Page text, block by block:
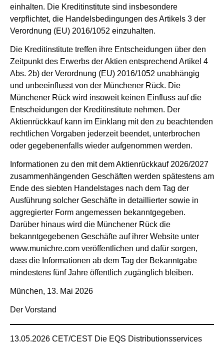
einhalten. Die Kreditinstitute sind insbesondere
verpflichtet, die Handelsbedingungen des Artikels 3 der
Verordnung (EU) 2016/1052 einzuhalten.
Die Kreditinstitute treffen ihre Entscheidungen über den
Zeitpunkt des Erwerbs der Aktien entsprechend Artikel 4
Abs. 2b) der Verordnung (EU) 2016/1052 unabhängig
und unbeeinflusst von der Münchener Rück. Die
Münchener Rück wird insoweit keinen Einfluss auf die
Entscheidungen der Kreditinstitute nehmen. Der
Aktienrückkauf kann im Einklang mit den zu beachtenden
rechtlichen Vorgaben jederzeit beendet, unterbrochen
oder gegebenenfalls wieder aufgenommen werden.
Informationen zu den mit dem Aktienrückkauf 2026/2027
zusammenhängenden Geschäften werden spätestens am
Ende des siebten Handelstages nach dem Tag der
Ausführung solcher Geschäfte in detaillierter sowie in
aggregierter Form angemessen bekanntgegeben.
Darüber hinaus wird die Münchener Rück die
bekanntgegebenen Geschäfte auf ihrer Website unter
www.munichre.com veröffentlichen und dafür sorgen,
dass die Informationen ab dem Tag der Bekanntgabe
mindestens fünf Jahre öffentlich zugänglich bleiben.
München, 13. Mai 2026
Der Vorstand
13.05.2026 CET/CEST Die EQS Distributionsservices